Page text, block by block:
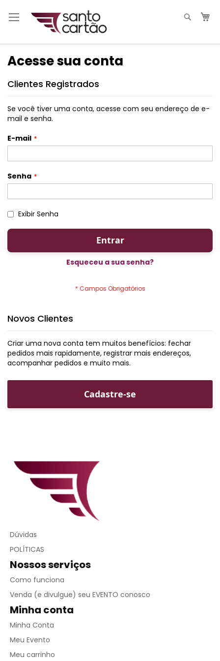
Acesse sua conta
Clientes Registrados
Se você tiver uma conta, acesse com seu endereço de e-
mail e senha.
E-mail
Senha
Exibir Senha
Entrar
Esqueceu a sua senha?
Novos Clientes
Criar uma nova conta tem muitos benefícios: fechar
pedidos mais rapidamente, registrar mais endereços,
acompanhar pedidos e muito mais.
Cadastre-se
Dúvidas
POLÍTICAS
Nossos serviços
Como funciona
Venda (e divulgue) seu EVENTO conosco
Minha conta
Minha Conta
Meu Evento
Meu carrinho